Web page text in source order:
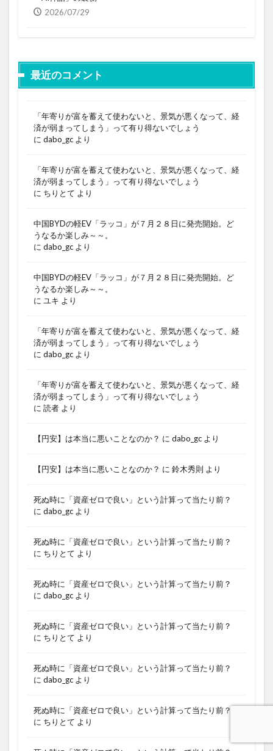
2026/07/29
最近のコメント
「年寄りが富を蓄えて使わないと、景気が悪くなって、経
済が弱まってしまう」って有り得ないでしょう
に dabo_gc より
「年寄りが富を蓄えて使わないと、景気が悪くなって、経
済が弱まってしまう」って有り得ないでしょう
に ちりとて より
中国BYDの軽EV「ラッコ」が７月２８日に発売開始。ど
うなるか楽しみ～～。
に dabo_gc より
中国BYDの軽EV「ラッコ」が７月２８日に発売開始。ど
うなるか楽しみ～～。
に ユキ より
「年寄りが富を蓄えて使わないと、景気が悪くなって、経
済が弱まってしまう」って有り得ないでしょう
に dabo_gc より
「年寄りが富を蓄えて使わないと、景気が悪くなって、経
済が弱まってしまう」って有り得ないでしょう
に 読者 より
【円安】は本当に悪いことなのか？ に dabo_gc より
【円安】は本当に悪いことなのか？ に 鈴木秀則 より
死ぬ時に「資産ゼロで良い」という計算って当たり前？
に dabo_gc より
死ぬ時に「資産ゼロで良い」という計算って当たり前？
に ちりとて より
死ぬ時に「資産ゼロで良い」という計算って当たり前？
に dabo_gc より
死ぬ時に「資産ゼロで良い」という計算って当たり前？
に ちりとて より
死ぬ時に「資産ゼロで良い」という計算って当たり前？
に dabo_gc より
死ぬ時に「資産ゼロで良い」という計算って当たり前？
に ちりとて より